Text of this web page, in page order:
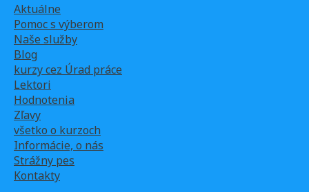
Aktuálne
Pomoc s výberom
Naše služby
Blog
kurzy cez Úrad práce
Lektori
Hodnotenia
Zľavy
všetko o kurzoch
Informácie, o nás
Strážny pes
Kontakty